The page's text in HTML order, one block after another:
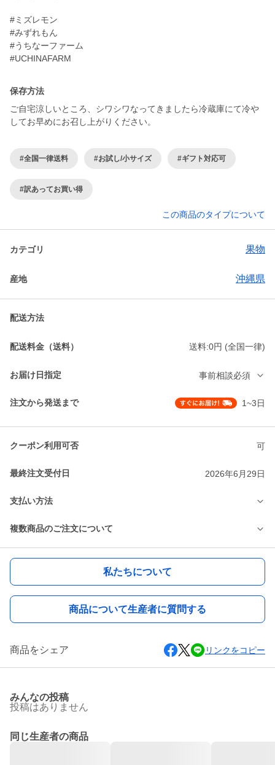
#ミズレモン
#みずれもん
#うちなーファーム
#UCHINAFARM
保存方法
ご自宅涼しいところ、シワシワなってきましたら冷蔵庫にて冷や
してお早めにお召し上がりください。
#全国一律送料 #お試し/小サイズ #ギフト対応可
#訳あってお買い得
この商品のタイプについて
カテゴリ 果物
産地 沖縄県
配送方法
配送料金（送料） 送料:0円 (全国一律)
お届け日指定 事前相談必須
注文から発送まで 1~3日
クーポン利用可否 可
最終注文受付日 2026年6月29日
支払い方法
複数商品のご注文について
私たちについて
商品について生産者に質問する
商品をシェア リンクをコピー
みんなの投稿
投稿はありません
同じ生産者の商品